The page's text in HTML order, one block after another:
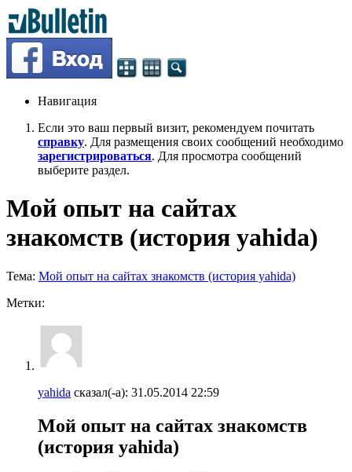
Навигация
Если это ваш первый визит, рекомендуем почитать
справку. Для размещения своих сообщений необходимо
зарегистрироваться. Для просмотра сообщений
выберите раздел.
Мой опыт на сайтах
знакомств (история yahida)
Тема: Мой опыт на сайтах знакомств (история yahida)
Метки:
yahida сказал(-а): 31.05.2014 22:59
Мой опыт на сайтах знакомств
(история yahida)